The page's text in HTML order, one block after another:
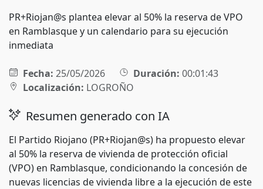
PR+Riojan@s plantea elevar al 50% la reserva de VPO
en Ramblasque y un calendario para su ejecución
inmediata
Fecha: 25/05/2026 Duración: 00:01:43
Localización: LOGROÑO
Resumen generado con IA
El Partido Riojano (PR+Riojan@s) ha propuesto elevar
al 50% la reserva de vivienda de protección oficial
(VPO) en Ramblasque, condicionando la concesión de
nuevas licencias de vivienda libre a la ejecución de este